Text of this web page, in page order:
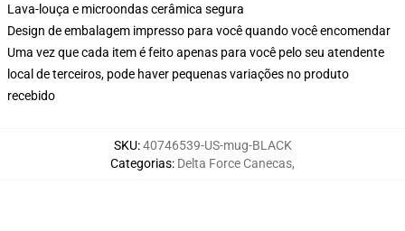
Lava-louça e microondas cerâmica segura
Design de embalagem impresso para você quando você encomendar
Uma vez que cada item é feito apenas para você pelo seu atendente
local de terceiros, pode haver pequenas variações no produto
recebido
SKU:40746539-US-mug-BLACK
Categorias: Delta Force Canecas,